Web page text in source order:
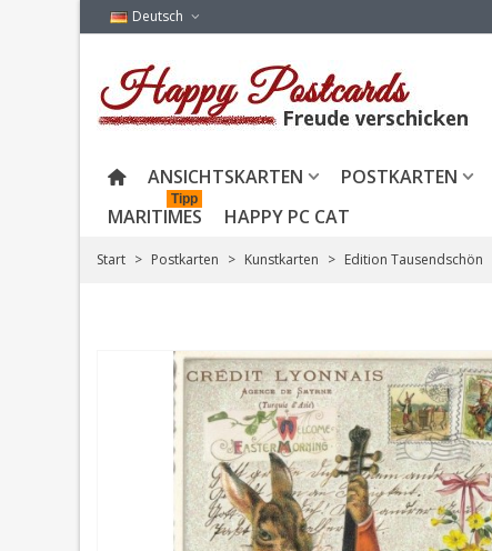
Deutsch
ANSICHTSKARTEN POSTKARTEN
MARITIMES
Tipp
HAPPY PC CAT
Start > Postkarten > Kunstkarten > Edition Tausendschön